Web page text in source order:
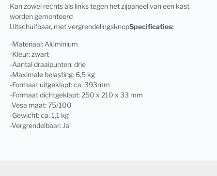
Kan zowel rechts als links tegen het zijpaneel van een kast
worden gemonteerd
Uitschuifbaar, met vergrendelingsknopSpecificaties:
-Materiaal: Aluminium
-Kleur: zwart
-Aantal draaipunten: drie
-Maximale belasting: 6,5 kg
-Formaat uitgeklapt: ca. 393mm
-Formaat dichtgeklapt: 250 x 210 x 33 mm
-Vesa maat: 75/100
-Gewicht: ca. 1,1 kg
-Vergrendelbaar: Ja